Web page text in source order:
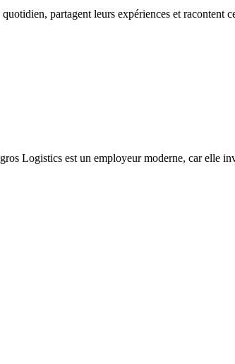
partagent leurs expériences et racontent
Logistics est un employeur moderne, car elle